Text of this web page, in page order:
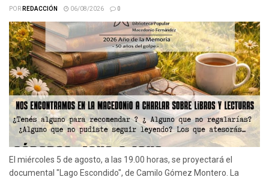
PORREDACCIÓN 06/08/2026 0
El miércoles 5 de agosto, a las 19.00 horas, se proyectará el
documental "Lago Escondido", de Camilo Gómez Montero. La